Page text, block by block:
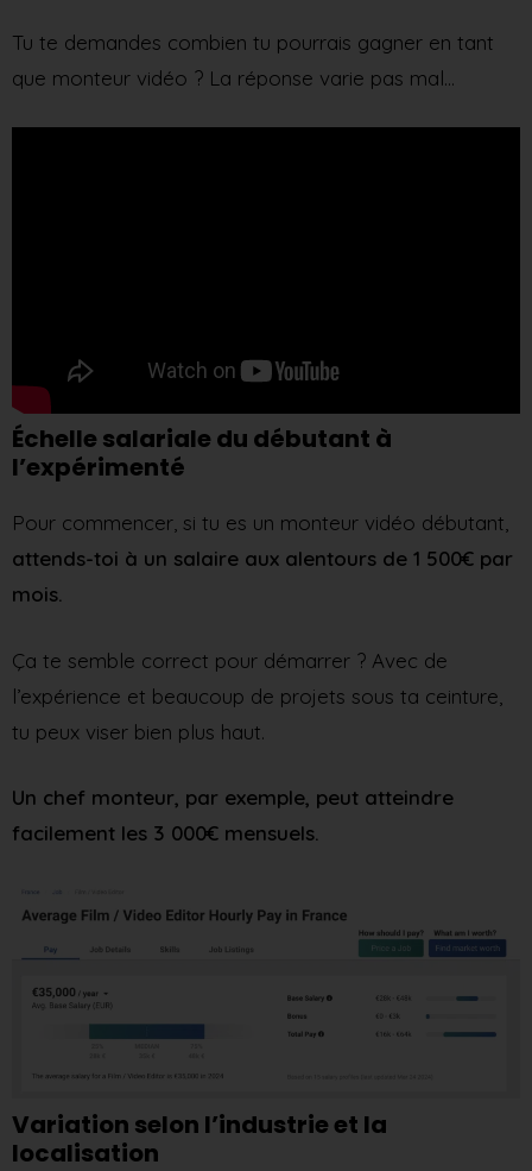
Tu te demandes combien tu pourrais gagner en tant
que monteur vidéo ? La réponse varie pas mal…
Échelle salariale du débutant à
l’expérimenté
Pour commencer, si tu es un monteur vidéo débutant,
attends-toi à un salaire aux alentours de 1 500€ par
mois.
Ça te semble correct pour démarrer ? Avec de
l’expérience et beaucoup de projets sous ta ceinture,
tu peux viser bien plus haut.
Un chef monteur, par exemple, peut atteindre
facilement les 3 000€ mensuels.
Variation selon l’industrie et la
localisation